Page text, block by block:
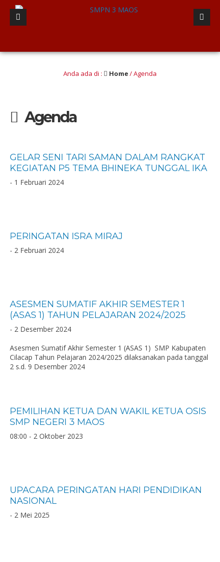
Anda ada di : Home/Agenda
Agenda
GELAR SENI TARI SAMAN DALAM RANGKAT
KEGIATAN P5 TEMA BHINEKA TUNGGAL IKA
- 1 Februari 2024
PERINGATAN ISRA MIRAJ
- 2 Februari 2024
ASESMEN SUMATIF AKHIR SEMESTER 1
(ASAS 1) TAHUN PELAJARAN 2024/2025
- 2 Desember 2024
Asesmen Sumatif Akhir Semester 1 (ASAS 1) SMP Kabupaten
Cilacap Tahun Pelajaran 2024/2025 dilaksanakan pada tanggal
2 s.d. 9 Desember 2024
PEMILIHAN KETUA DAN WAKIL KETUA OSIS
SMP NEGERI 3 MAOS
08:00 - 2 Oktober 2023
UPACARA PERINGATAN HARI PENDIDIKAN
NASIONAL
- 2 Mei 2025